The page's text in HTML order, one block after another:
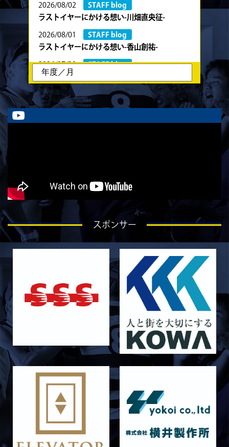
2026/08/02
STAFF blog
ラストイヤーにかける想い-川畑直央征-
2026/08/01
STAFF blog
ラストイヤーにかける想い-香山創祐-
2026/07/30
STAFF blog
ラストイヤーにかける想い-金本亮斗-
2026/07/30
STAFF blog
ラストイヤーにかける想い-岡本光樹-
2026/07/28
STAFF blog
2026/07/25
STAFF blog
STAFF blog
ラストイヤーにかける想い-青田宗久-
2026/06/27
STAFF blog
STAFF blog
【Rits Familyのバトン】vol. 2 稲西輝紀
2026/06/21
STAFF blog
STAFF blog
6月14日 島津製作所
2026/06/16
STAFF blog
6月13日 名城大学
2026/06/12
STAFF blog
【Rits Familyのバトン】vol. 1 北村瞬太郎
スポンサー